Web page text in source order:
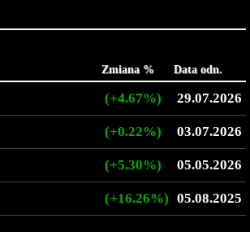
Zmiana % Data odn.
(+4.67%) 29.07.2026
(+0.22%) 03.07.2026
(+5.30%) 05.05.2026
(+16.26%) 05.08.2025